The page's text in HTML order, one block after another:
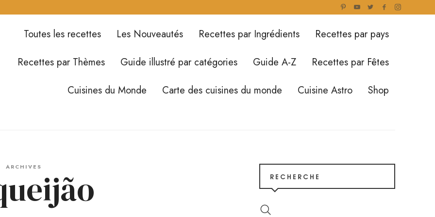
Toutes les recettes Les Nouveautés Recettes par Ingrédients
Recettes par pays
Recettes par Thèmes
Guide illustré par catégories Guide A-Z
Recettes par Fêtes
Cuisines du Monde
Carte des cuisines du monde Cuisine Astro Shop
ARCHIVES
RECHERCHE